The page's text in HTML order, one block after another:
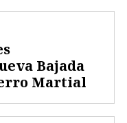
Bajada
Martial